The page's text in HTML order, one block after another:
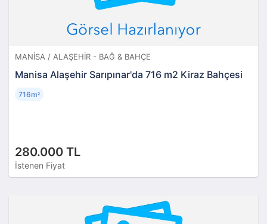
MANISA / ALAŞEHIR - BAĞ & BAHÇE
Manisa Alaşehir Sarıpınar'da 716 m2 Kiraz Bahçesi
280.000 TL
İstenen Fiyat
716m²